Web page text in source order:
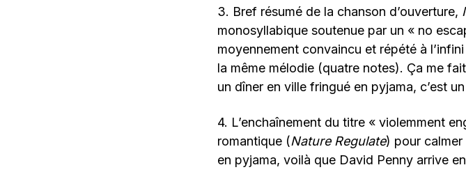
3. Bref résumé de la chanson d’ouverture,
monosyllabique soutenue par un « no
moyennement convaincu et répété à
la même mélodie (quatre notes). Ça me
un dîner en ville fringué en pyjama, c’est
4. L’enchaînement du titre « violemment
romantique (Nature Regulate) pour
en pyjama, voilà que David Penny arrive